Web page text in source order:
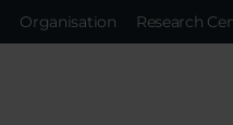
Organisation Research